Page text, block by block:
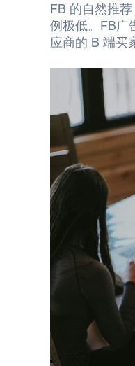
FB 的自然推
例极低。FB广
应商的 B 端买